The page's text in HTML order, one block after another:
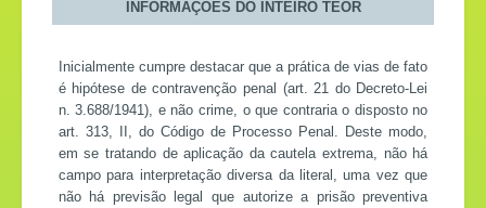
INFORMAÇÕES DO INTEIRO TEOR
Inicialmente cumpre destacar que a prática de vias de fato
é hipótese de contravenção penal (art. 21 do Decreto-Lei
n. 3.688/1941), e não crime, o que contraria o disposto no
art. 313, II, do Código de Processo Penal. Deste modo,
em se tratando de aplicação da cautela extrema, não há
campo para interpretação diversa da literal, uma vez que
não há previsão legal que autorize a prisão preventiva